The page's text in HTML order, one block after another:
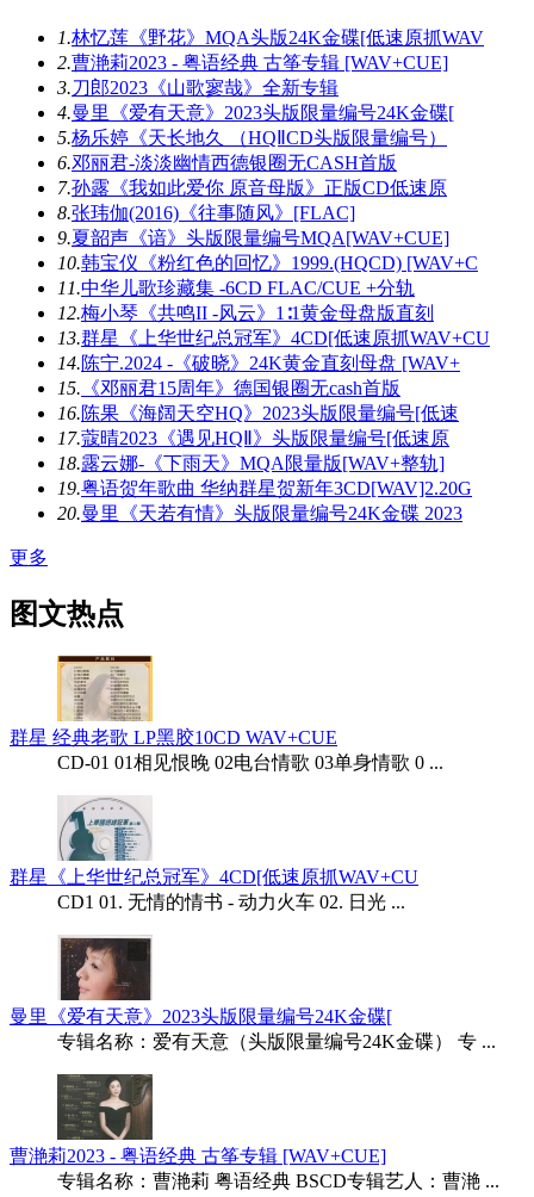
1.林忆莲《野花》MQA头版24K金碟[低速原抓WAV
2.曹滟莉2023 - 粤语经典 古筝专辑 [WAV+CUE]
3.刀郎2023《山歌寥哉》全新专辑
4.曼里《爱有天意》2023头版限量编号24K金碟[
5.杨乐婷《天长地久 （HQⅡCD头版限量编号）
6.邓丽君-淡淡幽情西德银圈无CASH首版
7.孙露《我如此爱你 原音母版》正版CD低速原
8.张玮伽(2016)《往事随风》[FLAC]
9.夏韶声《谙》头版限量编号MQA[WAV+CUE]
10.韩宝仪《粉红色的回忆》1999.(HQCD) [WAV+C
11.中华儿歌珍藏集 -6CD FLAC/CUE +分轨
12.梅小琴《共鸣II -风云》1∶1黄金母盘版直刻
13.群星《上华世纪总冠军》4CD[低速原抓WAV+CU
14.陈宁.2024 -《破晓》24K黄金直刻母盘 [WAV+
15. 《邓丽君15周年》德国银圈无cash首版
16.陈果《海阔天空HQ》2023头版限量编号[低速
17.蔻晴2023《遇见HQⅡ》头版限量编号[低速原
18.露云娜-《下雨天》MQA限量版[WAV+整轨]
19.粤语贺年歌曲 华纳群星贺新年3CD[WAV]2.20G
20.曼里《天若有情》头版限量编号24K金碟 2023
更多
图文热点
群星 经典老歌 LP黑胶10CD WAV+CUE
CD-01 01相见恨晚 02电台情歌 03单身情歌 0 ...
群星《上华世纪总冠军》4CD[低速原抓WAV+CU
CD1 01. 无情的情书 - 动力火车 02. 日光 ...
曼里《爱有天意》2023头版限量编号24K金碟[
专辑名称：爱有天意（头版限量编号24K金碟） 专 ...
曹滟莉2023 - 粤语经典 古筝专辑 [WAV+CUE]
专辑名称：曹滟莉 粤语经典 BSCD专辑艺人：曹滟 ...